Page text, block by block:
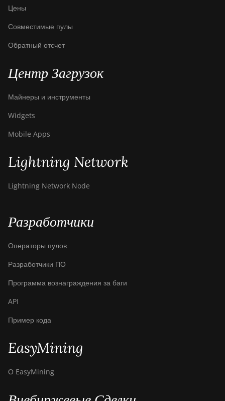
Цены
Совместимые пулы
Обратный отсчет
Центр Загрузок
Майнеры и инструменты
Widgets
Mobile Apps
Lightning Network
Lightning Network Node
Разработчики
Операторы пулов
Разработчики ПО
Программа вознаграждения за баги
API
Пример кода
EasyMining
О EasyMining